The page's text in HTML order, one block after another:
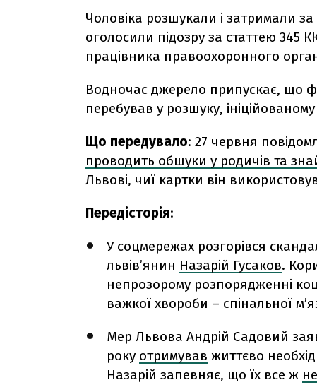
Чоловіка розшукали і затримали за
оголосили підозру за статтею 345
працівника правоохоронного
Водночас джерело припускає, що
перебував у розшуку,
Що передувало: 27 червня
проводить обшуки у родичів та
Львові, чиї картки він
Передісторія:
У соцмережах розгорівся
львів’янин Назарій Гусаков.
непрозорому розпорядженні
важкої хвороби – спінальної
Мер Львова Андрій Садовий
року отримував життєво
Назарій запевняє, що їх все ж